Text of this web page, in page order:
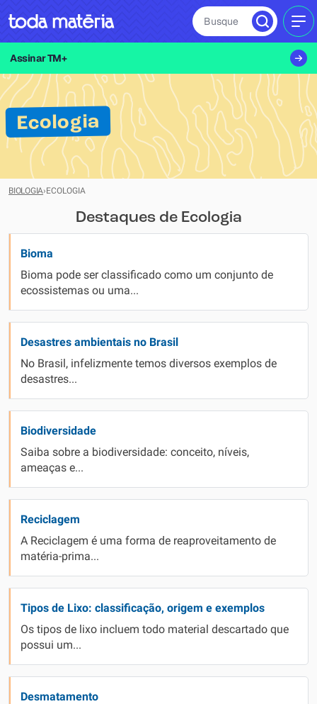
Busque
Assinar TM+
Ecologia
BIOLOGIA›ECOLOGIA
Destaques de Ecologia
Bioma
Bioma pode ser classificado como um conjunto de
ecossistemas ou uma...
Desastres ambientais no Brasil
No Brasil, infelizmente temos diversos exemplos de
desastres...
Biodiversidade
Saiba sobre a biodiversidade: conceito, níveis,
ameaças e...
Reciclagem
A Reciclagem é uma forma de reaproveitamento de
matéria-prima...
Tipos de Lixo: classificação, origem e exemplos
Os tipos de lixo incluem todo material descartado que
possui um...
Desmatamento